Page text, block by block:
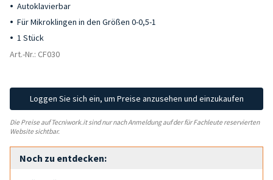
Autoklavierbar
Für Mikroklingen in den Größen 0-0,5-1
1 Stück
Art.-Nr.: CF030
Loggen Sie sich ein, um Preise anzusehen und einzukaufen
Die Preise auf Tecniwork.it sind nur nach Anmeldung auf der für Fachleute reservierten
Website sichtbar.
Noch zu entdecken: